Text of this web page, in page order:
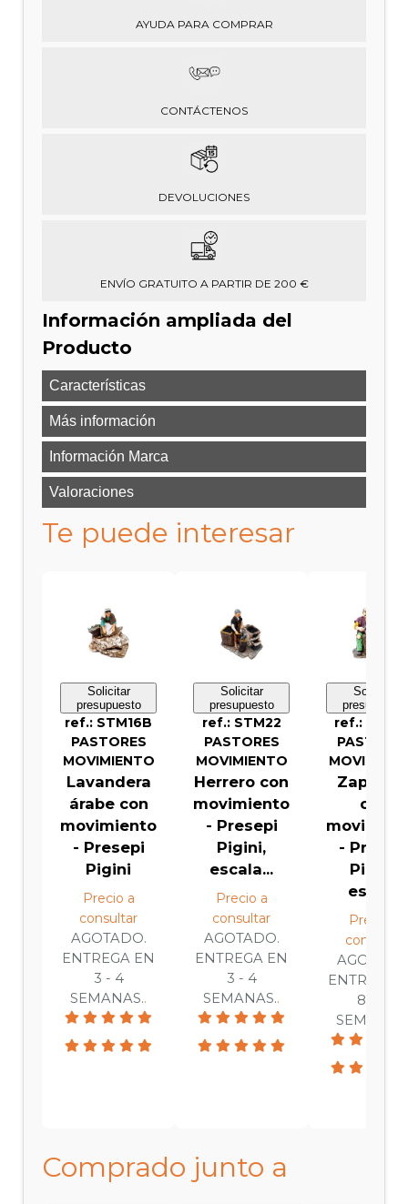
AYUDA PARA COMPRAR
CONTÁCTENOS
DEVOLUCIONES
ENVÍO GRATUITO A PARTIR DE 200 €
Información ampliada del
Producto
Características
Más información
Información Marca
Valoraciones
Te puede interesar
Solicitar
presupuesto
ref.: STM16B
PASTORES
MOVIMIENTO
Lavandera
árabe con
movimiento
- Presepi
Pigini
Precio a
consultar
AGOTADO.
ENTREGA EN
3 - 4
SEMANAS..
Solicitar
presupuesto
ref.: STM22
PASTORES
MOVIMIENTO
Herrero con
movimiento
- Presepi
Pigini,
escala...
Precio a
consultar
AGOTADO.
ENTREGA EN
3 - 4
SEMANAS..
Solicitar
presupuesto
ref.:
con
-
Pigini,
escal...
Precio a
consultar
ENTREGA
8 - 12
Comprado junto a